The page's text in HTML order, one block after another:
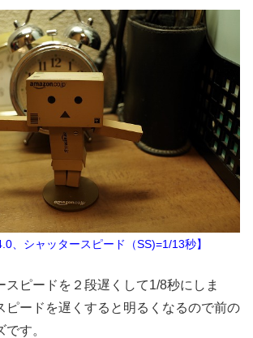
、シャッタースピード（SS)=1/13秒】
スピードを２段遅くして1/8秒にしま
ピードを遅くすると明るくなるので前の
す。